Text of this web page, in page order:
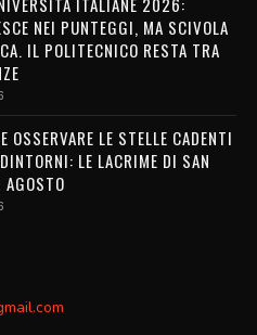
NEI PUNTEGGI, MA SCIVOLA
IL POLITECNICO RESTA TRA
OSSERVARE LE STELLE CADENTI
LE LACRIME DI SAN
AGOSTO